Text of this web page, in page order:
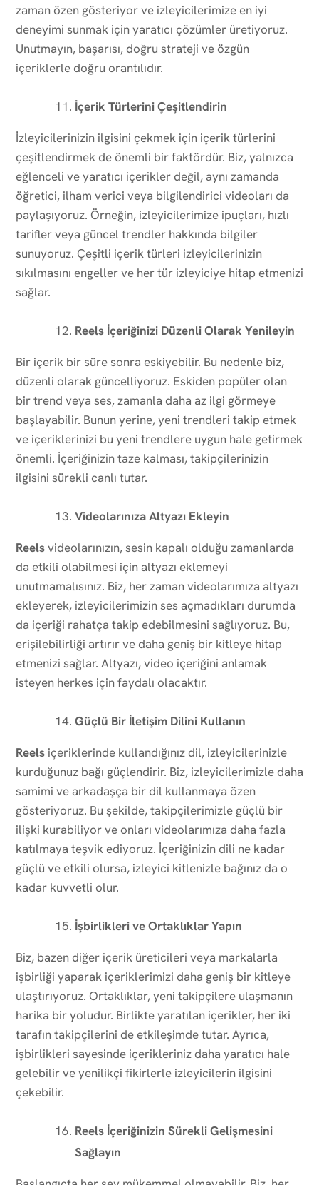
zaman özen gösteriyor ve izleyicilerimize en iyi
deneyimi sunmak için yaratıcı çözümler üretiyoruz.
Unutmayın, başarısı, doğru strateji ve özgün
içeriklerle doğru orantılıdır.
İçerik Türlerini Çeşitlendirin
İzleyicilerinizin ilgisini çekmek için içerik türlerini
çeşitlendirmek de önemli bir faktördür. Biz, yalnızca
eğlenceli ve yaratıcı içerikler değil, aynı zamanda
öğretici, ilham verici veya bilgilendirici videoları da
paylaşıyoruz. Örneğin, izleyicilerimize ipuçları, hızlı
tarifler veya güncel trendler hakkında bilgiler
sunuyoruz. Çeşitli içerik türleri izleyicilerinizin
sıkılmasını engeller ve her tür izleyiciye hitap etmenizi
sağlar.
Reels İçeriğinizi Düzenli Olarak Yenileyin
Bir içerik bir süre sonra eskiyebilir. Bu nedenle biz,
düzenli olarak güncelliyoruz. Eskiden popüler olan
bir trend veya ses, zamanla daha az ilgi görmeye
başlayabilir. Bunun yerine, yeni trendleri takip etmek
ve içeriklerinizi bu yeni trendlere uygun hale getirmek
önemli. İçeriğinizin taze kalması, takipçilerinizin
ilgisini sürekli canlı tutar.
Videolarınıza Altyazı Ekleyin
Reelsvideolarınızın, sesin kapalı olduğu zamanlarda
da etkili olabilmesi için altyazı eklemeyi
unutmamalısınız. Biz, her zaman videolarımıza altyazı
ekleyerek, izleyicilerimizin ses açmadıkları durumda
da içeriği rahatça takip edebilmesini sağlıyoruz. Bu,
erişilebilirliği artırır ve daha geniş bir kitleye hitap
etmenizi sağlar. Altyazı, video içeriğini anlamak
isteyen herkes için faydalı olacaktır.
Güçlü Bir İletişim Dilini Kullanın
Reels içeriklerinde kullandığınız dil, izleyicilerinizle
kurduğunuz bağı güçlendirir. Biz, izleyicilerimizle daha
samimi ve arkadaşça bir dil kullanmaya özen
gösteriyoruz. Bu şekilde, takipçilerimizle güçlü bir
ilişki kurabiliyor ve onları videolarımıza daha fazla
katılmaya teşvik ediyoruz. İçeriğinizin dili ne kadar
güçlü ve etkili olursa, izleyici kitlenizle bağınız da o
kadar kuvvetli olur.
İşbirlikleri ve Ortaklıklar Yapın
Biz, bazen diğer içerik üreticileri veya markalarla
işbirliği yaparak içeriklerimizi daha geniş bir kitleye
ulaştırıyoruz. Ortaklıklar, yeni takipçilere ulaşmanın
harika bir yoludur. Birlikte yaratılan içerikler, her iki
tarafın takipçilerini de etkileşimde tutar. Ayrıca,
işbirlikleri sayesinde içerikleriniz daha yaratıcı hale
gelebilir ve yenilikçi fikirlerle izleyicilerin ilgisini
çekebilir.
Reels İçeriğinizin Sürekli Gelişmesini
Sağlayın